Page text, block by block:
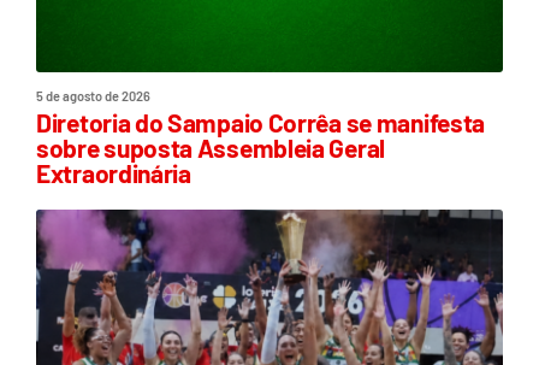
5 de agosto de 2026
Diretoria do Sampaio Corrêa se manifesta
sobre suposta Assembleia Geral
Extraordinária